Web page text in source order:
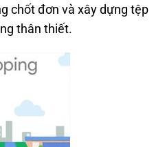
chốt đơn và xây dựng tệp
thân thiết.